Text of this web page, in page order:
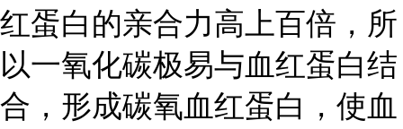
红蛋白的亲合力高上百倍，所
以一氧化碳极易与血红蛋白结
合，形成碳氧血红蛋白，使血